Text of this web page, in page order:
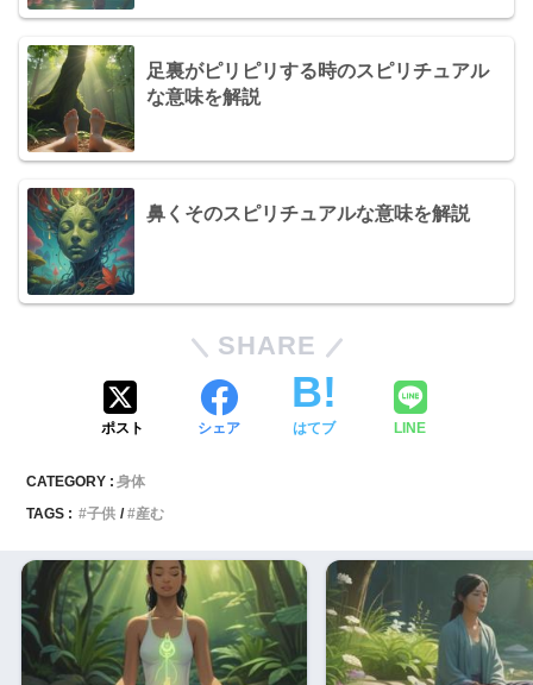
足裏がピリピリする時のスピリチュアル
な意味を解説
鼻くそのスピリチュアルな意味を解説
SHARE
ポスト シェア はてブ LINE
CATEGORY : 身体
TAGS :
子供 産む